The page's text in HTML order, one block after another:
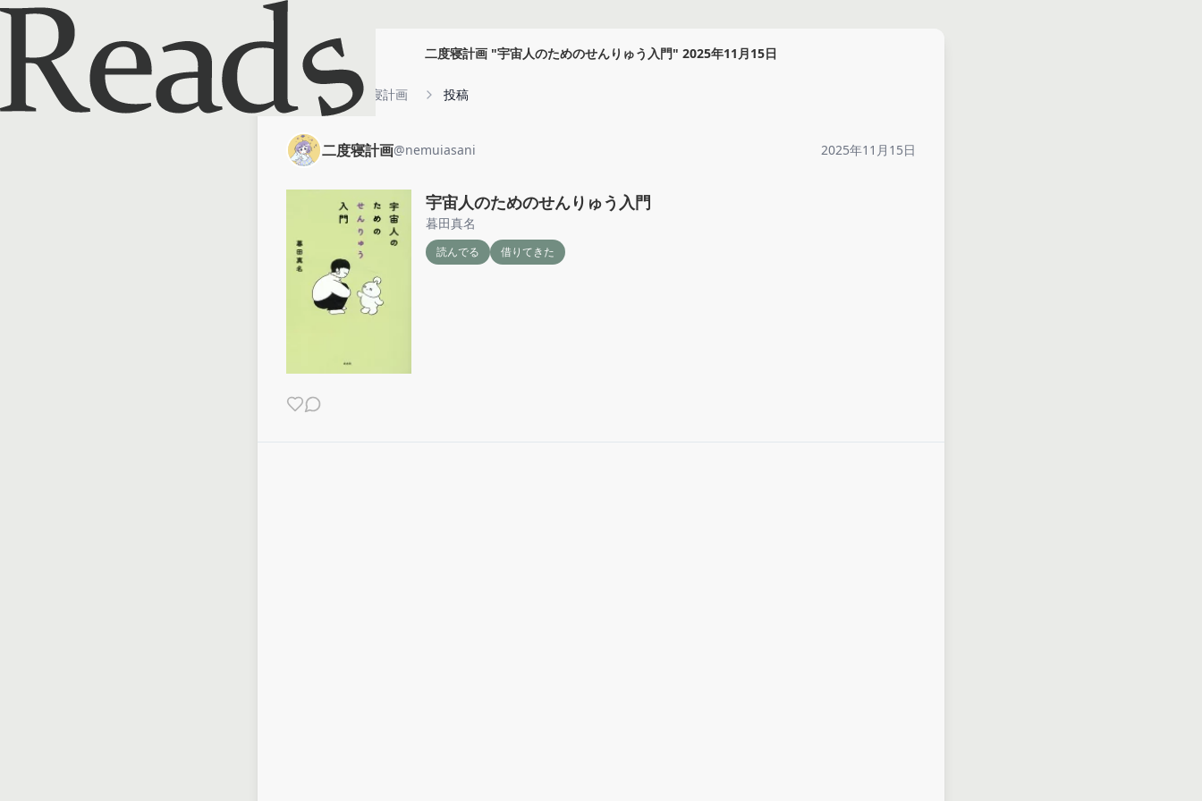
二度寝計画 "宇宙人のためのせんりゅう入門" 2025年11月15日
二度寝計画 投稿
二度寝計画@nemuiasani 2025年11月15日
宇宙人のためのせんりゅう入門
暮田真名
読んでる 借りてきた